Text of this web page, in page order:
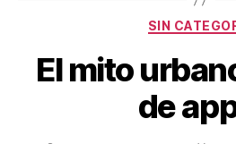
SIN
El mito
de